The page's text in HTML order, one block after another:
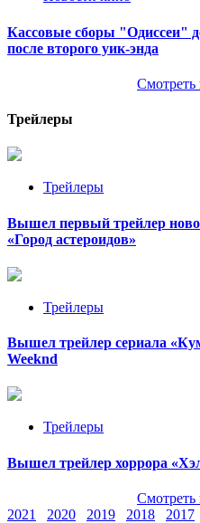
Кассовые сборы "Одиссеи"
после второго уик-энда
Смотреть
Трейлеры
Трейлеры
Вышел первый трейлер
«Город астероидов»
Трейлеры
Вышел трейлер сериала
Weeknd
Трейлеры
Вышел трейлер хоррора
Смотреть
2021
2020 2019 2018 2017